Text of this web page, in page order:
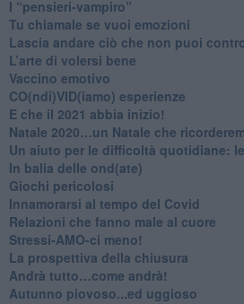
​I “pensieri-vampiro”
​Tu chiamale se vuoi emozioni
​Lascia andare ciò che non puoi
L’arte di volersi bene
​Vaccino emotivo
CO(ndi)VID(iamo) esperienze
​E che il 2021 abbia inizio!
​Natale 2020…un Natale che
Un aiuto per le difficoltà quotidiane:
​In balia delle ond(ate)
Giochi pericolosi
Innamorarsi al tempo del Covid
​Relazioni che fanno male al cuore
​Stressi-AMO-ci meno!
​La prospettiva della chiusura
​Andrà tutto…come andrà!
Autunno piovoso...ed uggioso